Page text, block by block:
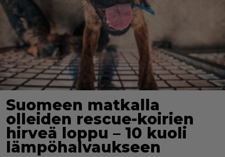
Suomeen matkalla
olleiden rescue-koirien
hirveä loppu – 10 kuoli
lämpöhalvaukseen